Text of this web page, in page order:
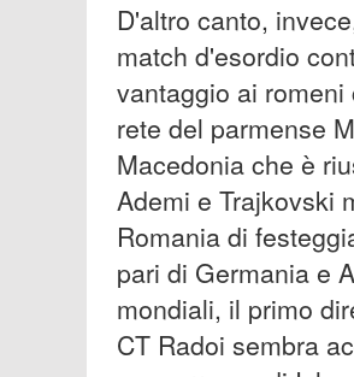
D'altro canto,
match d'esordio
vantaggio ai
rete del parmense
Macedonia che è
Ademi e Trajkovski
Romania di
pari di Germania e
mondiali, il primo
CT Radoi sembra